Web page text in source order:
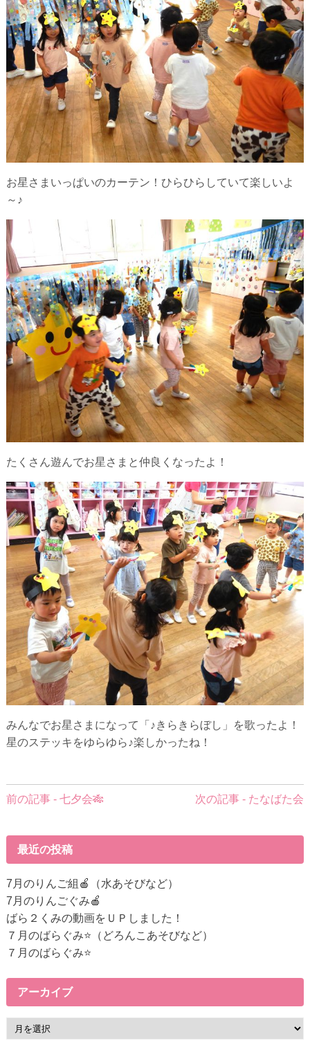
お星さまいっぱいのカーテン！ひらひらしていて楽しいよ
～♪
たくさん遊んでお星さまと仲良くなったよ！
みんなでお星さまになって「♪きらきらぼし」を歌ったよ！
星のステッキをゆらゆら♪楽しかったね！
前
事
へ
の
リ
ン
ク
前の記事 - 七夕会🎋 次の記事 - たなばた会
最近の投稿
7月のりんご組🍎（水あそびなど）
7月のりんごぐみ🍎
ばら２くみの動画をＵＰしました！
７月のばらぐみ⭐（どろんこあそびなど）
７月のばらぐみ⭐
アーカイブ
ー